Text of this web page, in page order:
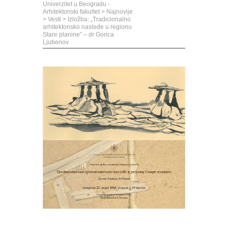
Univerzitet u Beogradu -
Arhitektonski fakultet > Najnovije
> Vesti > Izložba: „Tradicionalno
arhitektonsko nasleđe u regionu
Stare planine” – dr Gorica
Ljubenov